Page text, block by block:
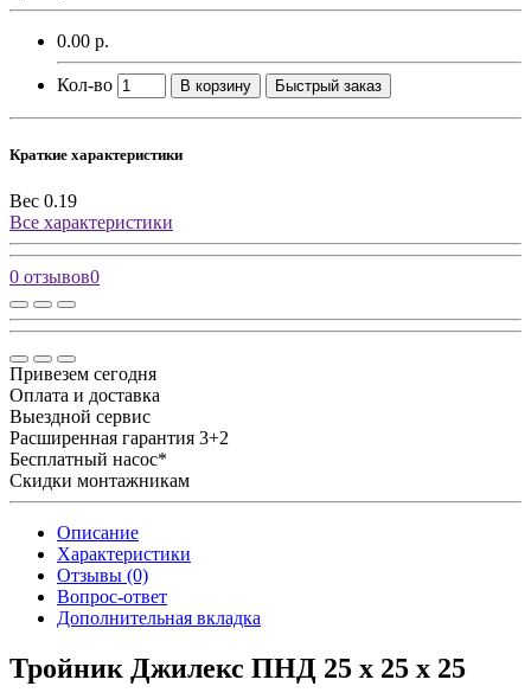
0.00 р.
Кол-во В корзину Быстрый заказ
Краткие характеристики
Вес 0.19
Все характеристики
0 отзывов0
Привезем сегодня
Оплата и доставка
Выездной сервис
Расширенная гарантия 3+2
Бесплатный насос*
Скидки монтажникам
Описание
Характеристики
Отзывы (0)
Вопрос-ответ
Дополнительная вкладка
Тройник Джилекс ПНД 25 х 25 х 25